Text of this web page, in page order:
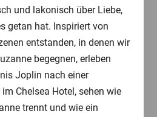
und lakonisch über Liebe,
getan hat. Inspiriert von
entstanden, in denen wir
begegnen, erleben
Joplin nach einer
Chelsea Hotel, sehen wie
trennt und wie ein